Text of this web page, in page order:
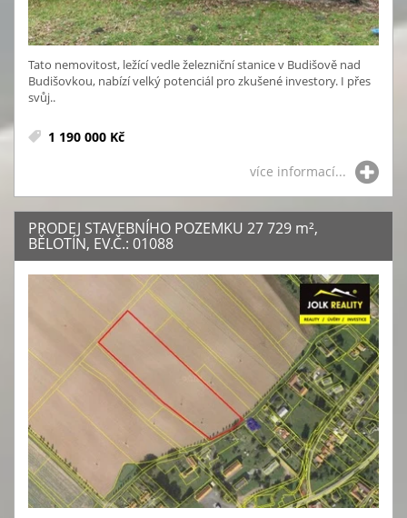
Tato nemovitost, ležící vedle železniční stanice v Budišově nad
Budišovkou, nabízí velký potenciál pro zkušené investory. I přes
svůj..
1 190 000 Kč
více informací...
PRODEJ STAVEBNÍHO POZEMKU 27 729 m²,
BĚLOTÍN, EV.Č.: 01088